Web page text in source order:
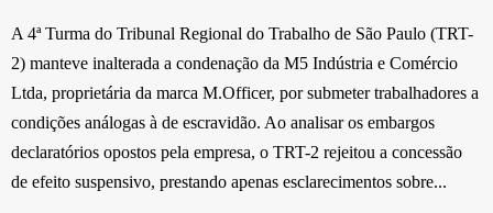
A 4ª Turma do Tribunal Regional do Trabalho de São Paulo (TRT-
2) manteve inalterada a condenação da M5 Indústria e Comércio
Ltda, proprietária da marca M.Officer, por submeter trabalhadores a
condições análogas à de escravidão. Ao analisar os embargos
declaratórios opostos pela empresa, o TRT-2 rejeitou a concessão
de efeito suspensivo, prestando apenas esclarecimentos sobre...